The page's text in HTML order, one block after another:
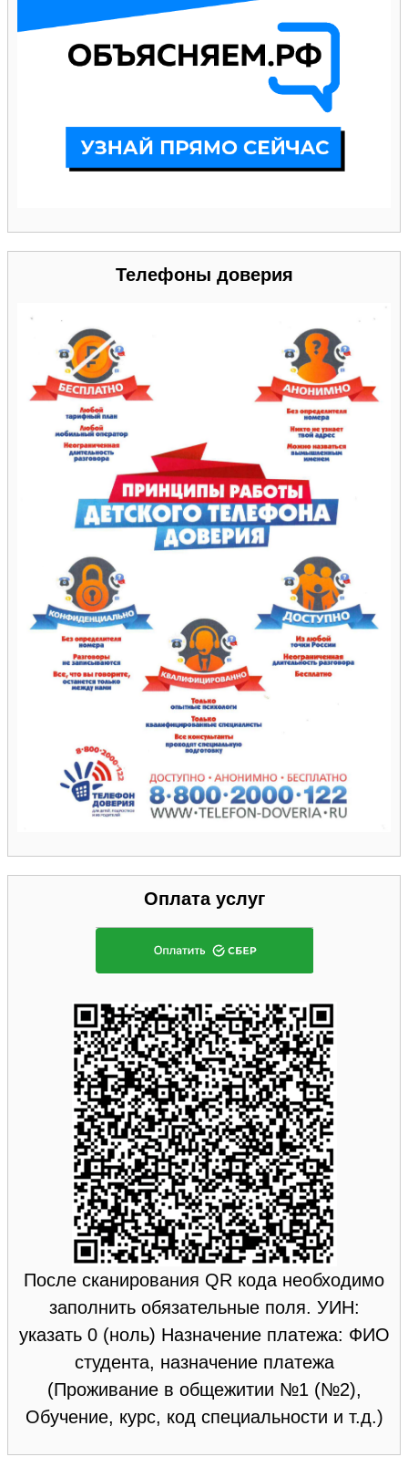
Телефоны доверия
Оплата услуг
После сканирования QR кода необходимо
заполнить обязательные поля. УИН:
указать 0 (ноль) Назначение платежа: ФИО
студента, назначение платежа
(Проживание в общежитии №1 (№2),
Обучение, курс, код специальности и т.д.)